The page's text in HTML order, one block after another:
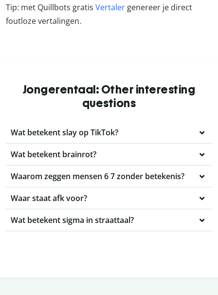
Tip: met Quillbots gratis Vertaler genereer je direct
foutloze vertalingen.
Jongerentaal: Other interesting
questions
Wat betekent slay op TikTok?
Wat betekent brainrot?
Waarom zeggen mensen 6 7 zonder betekenis?
Waar staat afk voor?
Wat betekent sigma in straattaal?